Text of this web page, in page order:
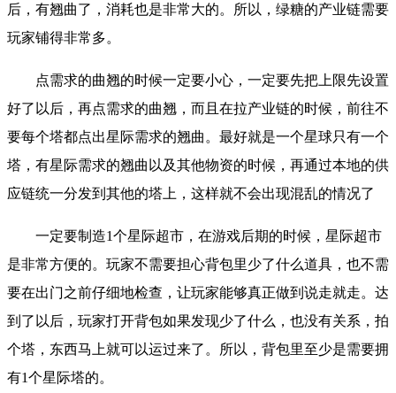
后，有翘曲了，消耗也是非常大的。所以，绿糖的产业链需要
玩家铺得非常多。
点需求的曲翘的时候一定要小心，一定要先把上限先设置
好了以后，再点需求的曲翘，而且在拉产业链的时候，前往不
要每个塔都点出星际需求的翘曲。最好就是一个星球只有一个
塔，有星际需求的翘曲以及其他物资的时候，再通过本地的供
应链统一分发到其他的塔上，这样就不会出现混乱的情况了
一定要制造1个星际超市，在游戏后期的时候，星际超市
是非常方便的。玩家不需要担心背包里少了什么道具，也不需
要在出门之前仔细地检查，让玩家能够真正做到说走就走。达
到了以后，玩家打开背包如果发现少了什么，也没有关系，拍
个塔，东西马上就可以运过来了。所以，背包里至少是需要拥
有1个星际塔的。